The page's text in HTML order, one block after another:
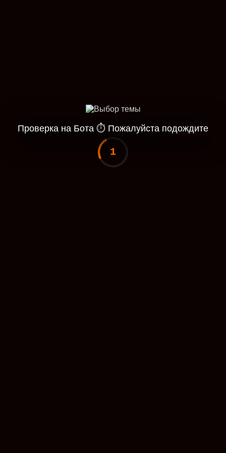
Проверка на Бота ⏱ Пожалуйста подождите
1